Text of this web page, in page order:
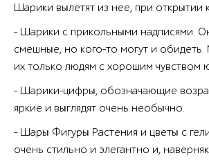
Шарики вылетят из нее, при открытии
- Шарики с прикольными надписями.
смешные, но кого-то могут и
их только людям с хорошим чувством
- Шарики-цифры, обозначающие
яркие и выглядят очень необычно.
- Шары Фигуры Растения и цветы с
очень стильно и элегантно и,